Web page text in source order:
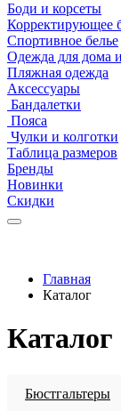
Боди и корсеты
Корректирующее
Спортивное белье
Одежда для дома
Пляжная одежда
Аксессуары
Бандалетки
Пояса
Чулки и колготки
Таблица размеров
Бренды
Новинки
Скидки
Главная
Каталог
Каталог
Бюстгальтеры